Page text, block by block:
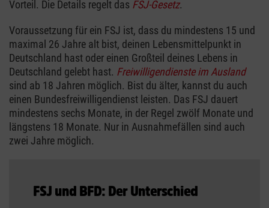
Vorteil. Die Details regelt das FSJ-Gesetz.
Voraussetzung für ein FSJ ist, dass du mindestens 15 und
maximal 26 Jahre alt bist, deinen Lebensmittelpunkt in
Deutschland hast oder einen Großteil deines Lebens in
Deutschland gelebt hast. Freiwilligendienste im Ausland
sind ab 18 Jahren möglich. Bist du älter, kannst du auch
einen Bundesfreiwilligendienst leisten. Das FSJ dauert
mindestens sechs Monate, in der Regel zwölf Monate und
längstens 18 Monate. Nur in Ausnahmefällen sind auch
zwei Jahre möglich.
FSJ und BFD: Der Unterschied